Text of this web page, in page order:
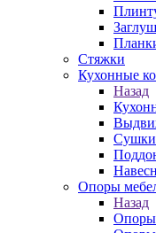
Стяжки
Кухонные
Назад
Сушки
Опоры
Назад
Опоры